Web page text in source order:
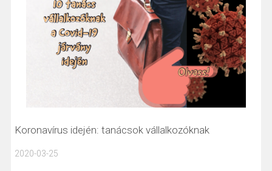
Koronavírus idején: tanácsok vállalkozóknak
2020-03-25